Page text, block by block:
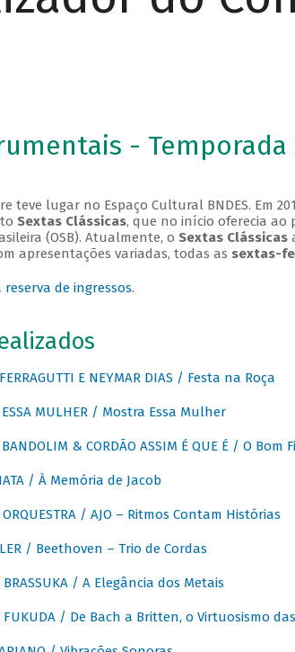
- Temporada
teve lugar no Espaço Cultural BNDES. Em
Sextas Clássicas, que no início oferecia ao
(OSB). Atualmente, o Sextas Clássicas
apresentações variadas, todas as sextas-
reserva de ingressos.
E NEYMAR DIAS / Festa na Roça
ESSA MULHER / Mostra Essa Mulher
BANDOLIM & CORDÃO ASSIM É QUE É / O
/ À Memória de Jacob
ORQUESTRA / AJO – Ritmos Contam Histórias
/ Beethoven – Trio de Cordas
BRASSUKA / A Elegância dos Metais
FUKUDA / De Bach a Britten, o Virtuosismo